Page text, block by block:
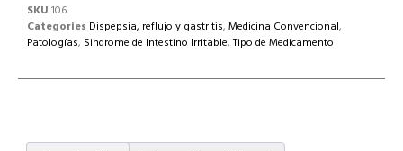
SKU 106
Categories Dispepsia, reflujo y gastritis, Medicina Convencional,
Patologías, Sindrome de Intestino Irritable,Tipo de Medicamento